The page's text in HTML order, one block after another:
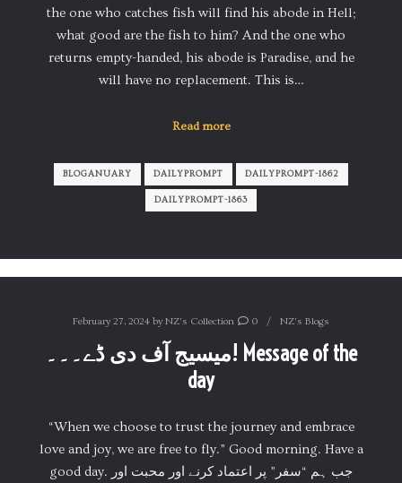
the one who catches fish will find his abode in Hell;
what good are the fish to him? And the one who
returns empty-handed, his abode is Paradise, and he
will have no replacement. This is…
Read more
BLOGANUARY DAILYPROMPT DAILYPROMPT-1862
DAILYPROMPT-1863
February 27, 2024byNZ's Collection 0 NZ's Blogs
میسیج آف دی ڈے۔۔۔! Message of the
day
“When we choose to trust the journey and embrace
love and joy, we are free to fly.” Good morning. Have a
good day. جب ہم “سفر” پر اعتماد کرنے اور محبت اور